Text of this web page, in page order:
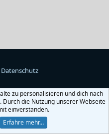
Datenschutz
zu personalisieren und dich nach
die Nutzung unserer Webseite
einverstanden.
Erfahre mehr…